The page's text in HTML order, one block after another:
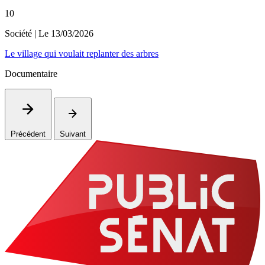
10
Société | Le 13/03/2026
Le village qui voulait replanter des arbres
Documentaire
Précédent Suivant